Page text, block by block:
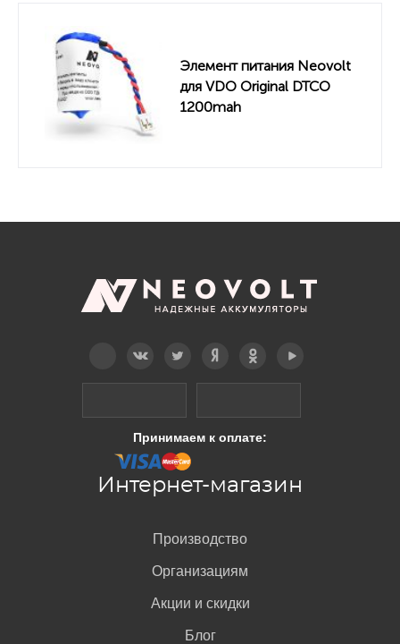
Элемент питания Neovolt
для VDO Original DTCO
1200mah
Принимаем к оплате:
Интернет-магазин
Производство
Организациям
Акции и скидки
Блог